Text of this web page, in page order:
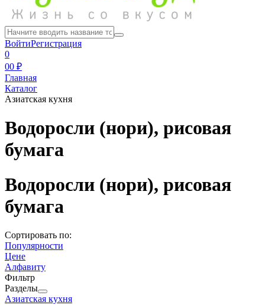
ВойтиРегистрация
0
00 ₽
Главная
Каталог
Азиатская кухня
Водоросли (нори), рисовая
бумага
Водоросли (нори), рисовая
бумага
Сортировать по:
Популярности
Цене
Алфавиту
Фильтр
Разделы
Азиатская кухня